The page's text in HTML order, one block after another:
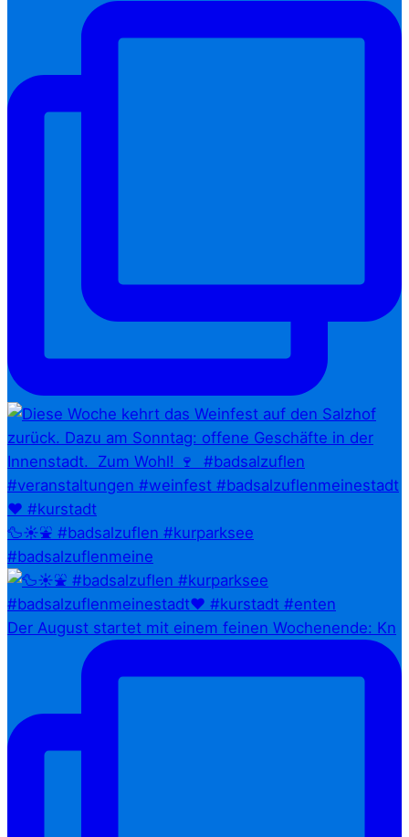
🦆☀️⛲ #badsalzuflen #kurparksee
#badsalzuflenmeine
Der August startet mit einem feinen Wochenende: Kn